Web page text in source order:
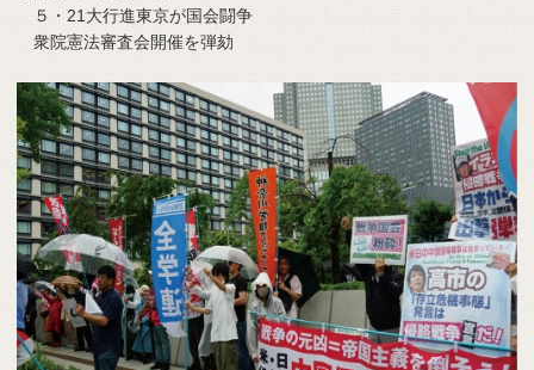
５・21大行進東京が国会闘争
衆院憲法審査会開催を弾劾